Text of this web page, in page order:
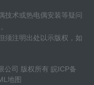
技术或热电偶安装等疑问
。
须注明出处以示版权，如
公司 版权所有皖ICP备
地图